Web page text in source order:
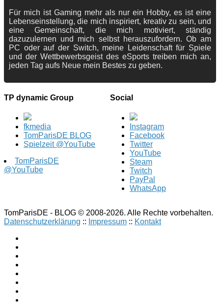
Für mich ist Gaming mehr als nur ein Hobby, es ist eine
Lebenseinstellung, die mich inspiriert, kreativ zu sein, und
eine Gemeinschaft, die mich motiviert, ständig
dazuzulernen und mich selbst herauszufordern. Ob am
PC oder auf der Switch, meine Leidenschaft für Spiele
und der Wettbewerbsgeist des eSports treiben mich an,
jeden Tag aufs Neue mein Bestes zu geben.
TP dynamic Group
fkmedia
TomParisDE BLOG
Spielzeit @YouTube
TomParisDE
@YouTube
Social
Instagram
Facebook
Twitter
YouTube
Steam
Twitch
PayPal
WhatsApp
TomParisDE - BLOG © 2008-2026. Alle Rechte vorbehalten.
Datenschutzerklärung :: Impressum :: Kontakt